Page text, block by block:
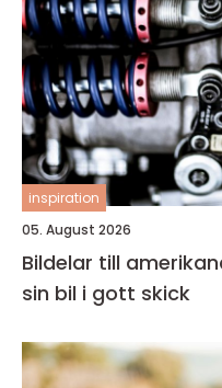
inspiration
05. August 2026
Bildelar till
sin bil i gott skick